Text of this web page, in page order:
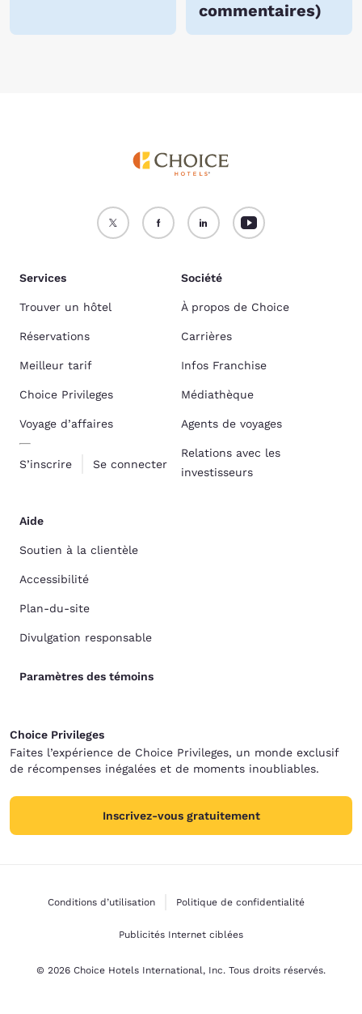
commentaires)
Services
Trouver un hôtel
Réservations
Meilleur tarif
Choice Privileges
Voyage d’affaires
S’inscrire Se connecter
Société
À propos de Choice
Carrières
Infos Franchise
Médiathèque
Agents de voyages
Relations avec les
investisseurs
Aide
Soutien à la clientèle
Accessibilité
Plan-du-site
Divulgation responsable
Paramètres des témoins
Choice Privileges
Faites l’expérience de Choice Privileges, un monde exclusif
de récompenses inégalées et de moments inoubliables.
Inscrivez-vous gratuitement
Conditions d’utilisation Politique de confidentialité
Publicités Internet ciblées
© 2026 Choice Hotels International, Inc. Tous droits réservés.